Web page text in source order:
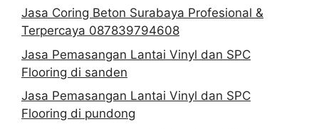
Jasa Coring Beton Surabaya Profesional &
Terpercaya 087839794608
Jasa Pemasangan Lantai Vinyl dan SPC
Flooring di sanden
Jasa Pemasangan Lantai Vinyl dan SPC
Flooring di pundong